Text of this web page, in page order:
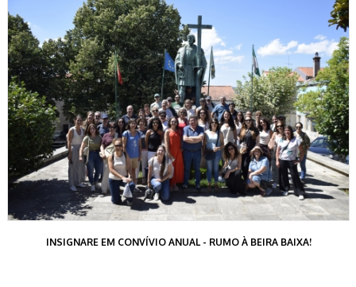
INSIGNARE EM CONVÍVIO ANUAL - RUMO À BEIRA BAIXA!